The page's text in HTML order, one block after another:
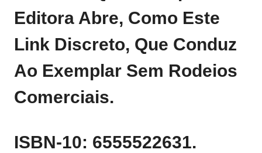
Editora Abre, Como Este
Link Discreto, Que Conduz
Ao Exemplar Sem Rodeios
Comerciais.
ISBN‑10: 6555522631.